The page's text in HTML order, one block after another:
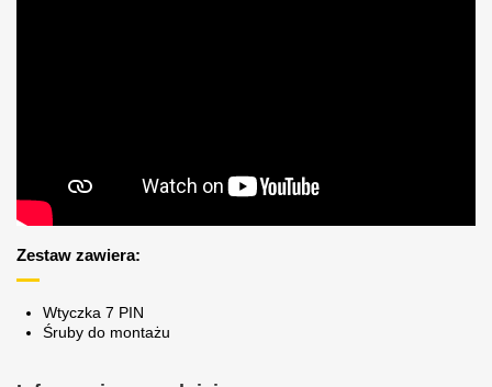
Zestaw zawiera:
Wtyczka 7 PIN
Śruby do montażu